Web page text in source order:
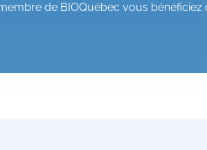
de BIOQuébec vous